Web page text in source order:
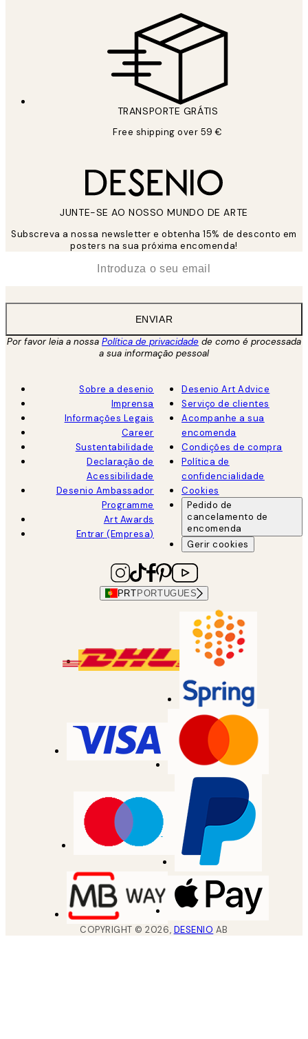
TRANSPORTE GRÁTIS
Free shipping over 59 €
JUNTE-SE AO NOSSO MUNDO DE ARTE
Subscreva a nossa newsletter e obtenha 15% de desconto em
posters na sua próxima encomenda!
ENVIAR
Por favor leia a nossa Política de privacidade de como é processada
a sua informação pessoal
Sobre a desenio
Imprensa
Informações Legais
Career
Sustentabilidade
Declaração de
Acessibilidade
Desenio Ambassador
Programme
Art Awards
Entrar (Empresa)
Desenio Art Advice
Serviço de clientes
Acompanhe a sua
encomenda
Condições de compra
Política de
confidencialidade
Cookies
Pedido de
cancelamento de
encomenda
Gerir cookies
PRT PORTUGUES
COPYRIGHT ©2026, DESENIO AB